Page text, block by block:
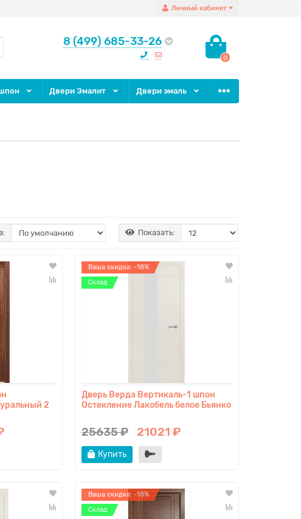
Личный кабинет
8 (499) 685-33-26
0
Двери Эмалит Двери эмаль
Показать:
2
Ваша скидка: -18%
Склад
Дверь Верда Вертикаль-1 шпон
Остекление Лакобель белое Бьянко
25635 ₽ 21021 ₽
Купить
Ваша скидка: -18%
Склад